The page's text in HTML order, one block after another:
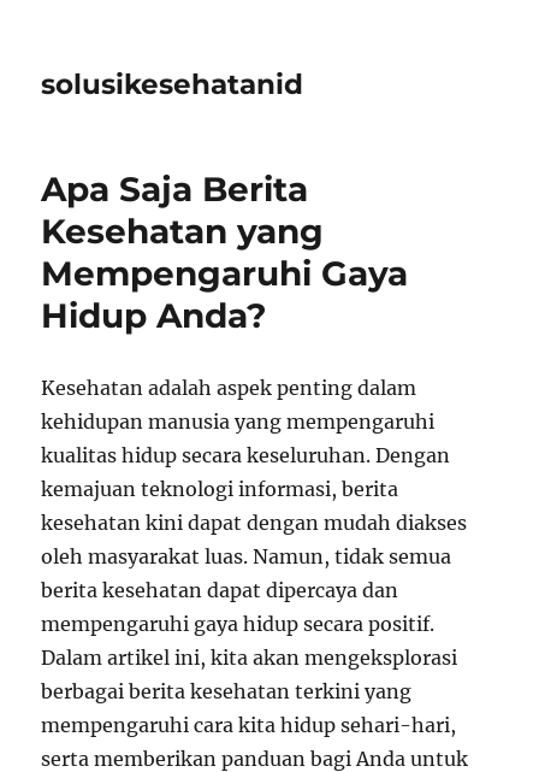
solusikesehatanid
Apa Saja Berita
Kesehatan yang
Mempengaruhi Gaya
Hidup Anda?
Kesehatan adalah aspek penting dalam
kehidupan manusia yang mempengaruhi
kualitas hidup secara keseluruhan. Dengan
kemajuan teknologi informasi, berita
kesehatan kini dapat dengan mudah diakses
oleh masyarakat luas. Namun, tidak semua
berita kesehatan dapat dipercaya dan
mempengaruhi gaya hidup secara positif.
Dalam artikel ini, kita akan mengeksplorasi
berbagai berita kesehatan terkini yang
mempengaruhi cara kita hidup sehari-hari,
serta memberikan panduan bagi Anda untuk